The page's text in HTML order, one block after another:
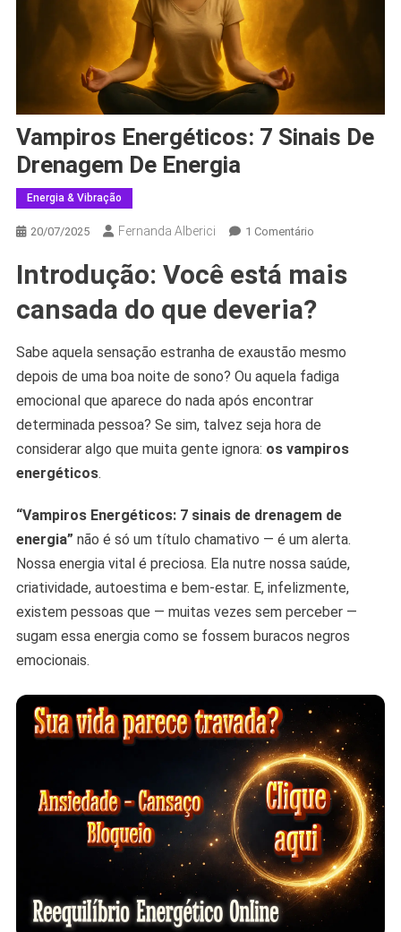
Vampiros Energéticos: 7 Sinais De
Drenagem De Energia
Energia & Vibração
20/07/2025 Fernanda Alberici 1 ComentárioEm
Energéticos:
Sinais
Drenagem
De
Energia
Introdução: Você está mais
cansada do que deveria?
Sabe aquela sensação estranha de exaustão mesmo
depois de uma boa noite de sono? Ou aquela fadiga
emocional que aparece do nada após encontrar
determinada pessoa? Se sim, talvez seja hora de
considerar algo que muita gente ignora: os vampiros
energéticos.
“Vampiros Energéticos: 7 sinais de drenagem de
energia” não é só um título chamativo — é um alerta.
Nossa energia vital é preciosa. Ela nutre nossa saúde,
criatividade, autoestima e bem-estar. E, infelizmente,
existem pessoas que — muitas vezes sem perceber —
sugam essa energia como se fossem buracos negros
emocionais.